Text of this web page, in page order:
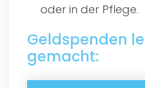
oder in der Pflege.
Geldspenden
gemacht: